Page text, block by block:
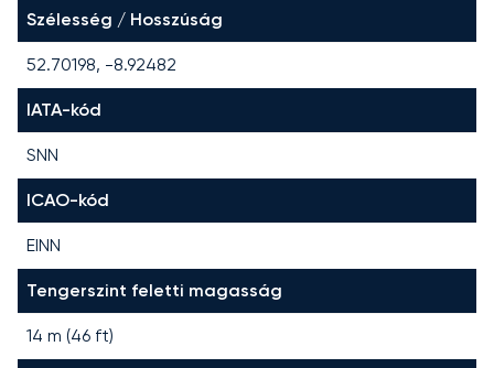
Szélesség / Hosszúság
52.70198, -8.92482
IATA-kód
SNN
ICAO-kód
EINN
Tengerszint feletti magasság
14 m (46 ft)